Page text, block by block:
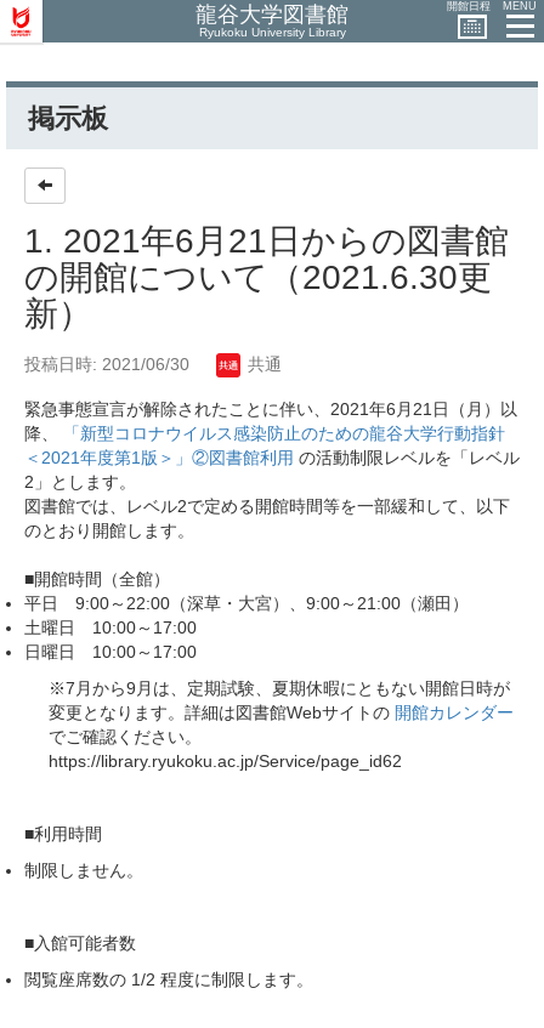
龍谷大学図書館
Ryukoku University Library
開館日程 MENU
掲示板
1. 2021年6月21日からの図書館
の開館について（2021.6.30更
新）
投稿日時: 2021/06/30 共通
緊急事態宣言が解除されたことに伴い、2021年6月21日（月）以
降、
「新型コロナウイルス感染防止のための龍谷大学行動指針
＜2021年度第1版＞」②図書館利用 の活動制限レベルを「レベル
2」とします。
図書館では、レベル2で定める開館時間等を一部緩和して、以下
のとおり開館します。
■開館時間（全館）
平日 9:00～22:00（深草・大宮）、9:00～21:00（瀬田）
土曜日 10:00～17:00
日曜日 10:00～17:00
※7月から9月は、定期試験、夏期休暇にともない開館日時が
変更となります。詳細は図書館Webサイトの 開館カレンダー
でご確認ください。
https://library.ryukoku.ac.jp/Service/page_id62
■利用時間
制限しません。
■入館可能者数
閲覧座席数の 1/2 程度に制限します。